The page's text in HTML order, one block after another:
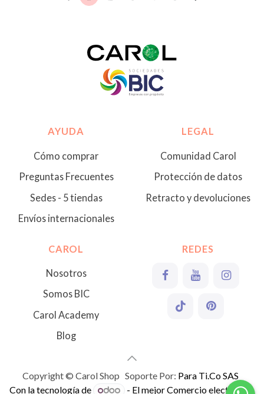
AYUDA
Cómo comprar
Preguntas Frecuentes
Sedes - 5 tiendas
Envíos internacionales
LEGAL
Comunidad Carol
Protección de datos
Retracto y devoluciones
CAROL
Nosotros
Somos BIC
Carol Academy
Blog
REDES
Copyright © Carol Shop Soporte Por: Para Ti.Co SAS
Con la tecnología de
- El mejorComercio electrónico